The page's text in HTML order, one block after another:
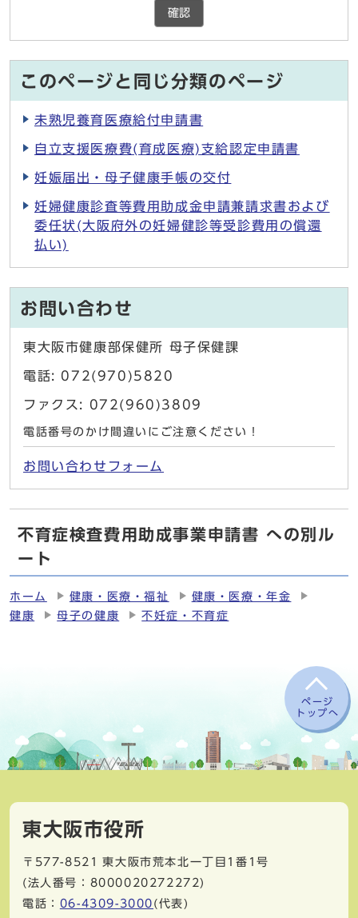
確認
このページと同じ分類のページ
未熟児養育医療給付申請書
自立支援医療費(育成医療)支給認定申請書
妊娠届出・母子健康手帳の交付
妊婦健康診査等費用助成金申請兼請求書および
委任状(大阪府外の妊婦健診等受診費用の償還
払い)
お問い合わせ
東大阪市健康部保健所 母子保健課
電話: 072(970)5820
ファクス: 072(960)3809
電話番号のかけ間違いにご注意ください！
お問い合わせフォーム
不育症検査費用助成事業申請書 への別ル
ート
ホーム 健康・医療・福祉
健康・医療・年金
健康
母子の健康 不妊症・不育症
ページ
トップへ
東大阪市役所
〒577-8521
東大阪市荒本北一丁目1番1号
(法人番号：8000020272272)
電話： 06-4309-3000 (代表)